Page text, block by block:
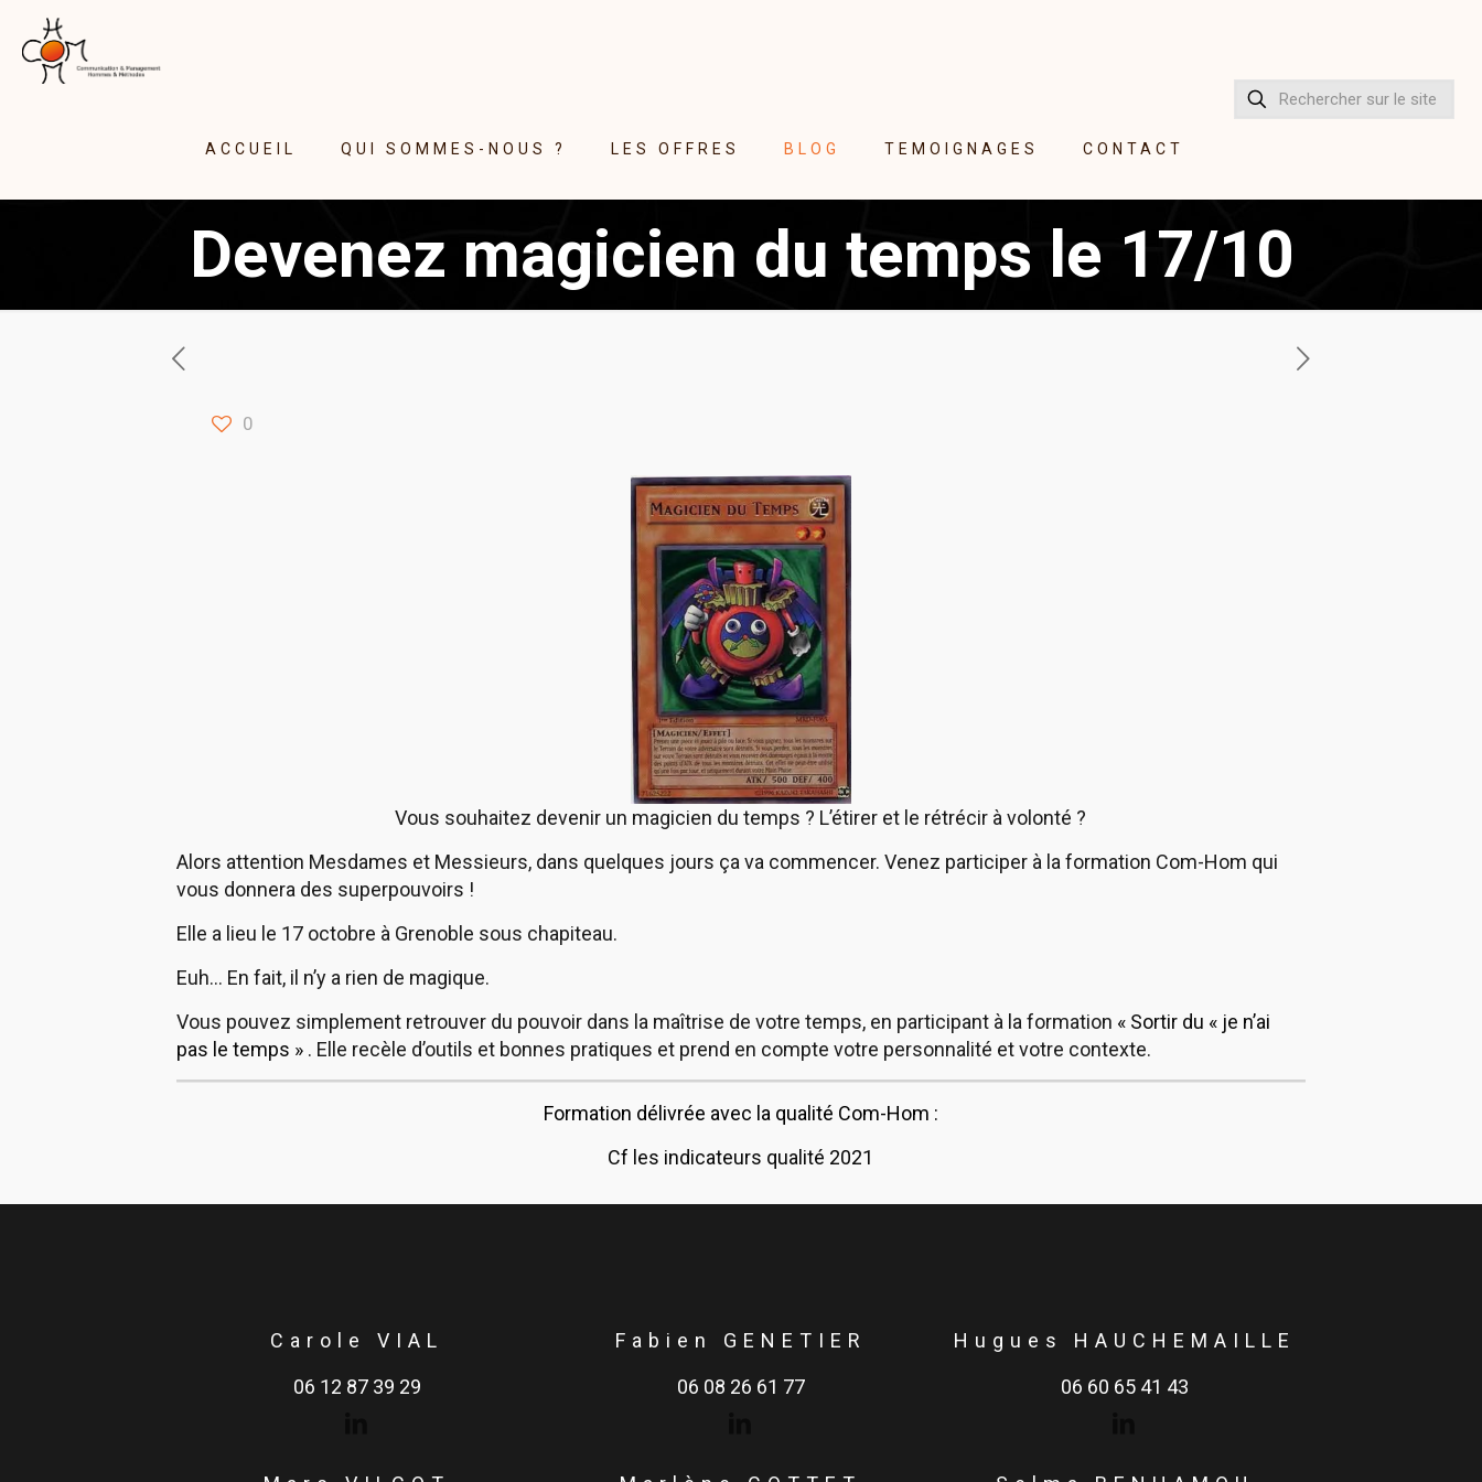
ACCUEIL QUI SOMMES-NOUS ? LES OFFRES BLOG TEMOIGNAGES CONTACT
Devenez magicien du temps le 17/10
0
Vous souhaitez devenir un magicien du temps ? L’étirer et le rétrécir à volonté ?
Alors attention Mesdames et Messieurs, dans quelques jours ça va commencer. Venez participer à la formation Com-Hom qui
vous donnera des superpouvoirs !
Elle a lieu le 17 octobre à Grenoble sous chapiteau.
Euh… En fait, il n’y a rien de magique.
Vous pouvez simplement retrouver du pouvoir dans la maîtrise de votre temps, en participant à la formation « Sortir du « je n’ai
pas le temps ». Elle recèle d’outils et bonnes pratiques et prend en compte votre personnalité et votre contexte.
Formation délivrée avec la qualité Com-Hom :
Cf les indicateurs qualité 2021
Carole VIAL
06 12 87 39 29
Fabien GENETIER
06 08 26 61 77
Hugues HAUCHEMAILLE
06 60 65 41 43